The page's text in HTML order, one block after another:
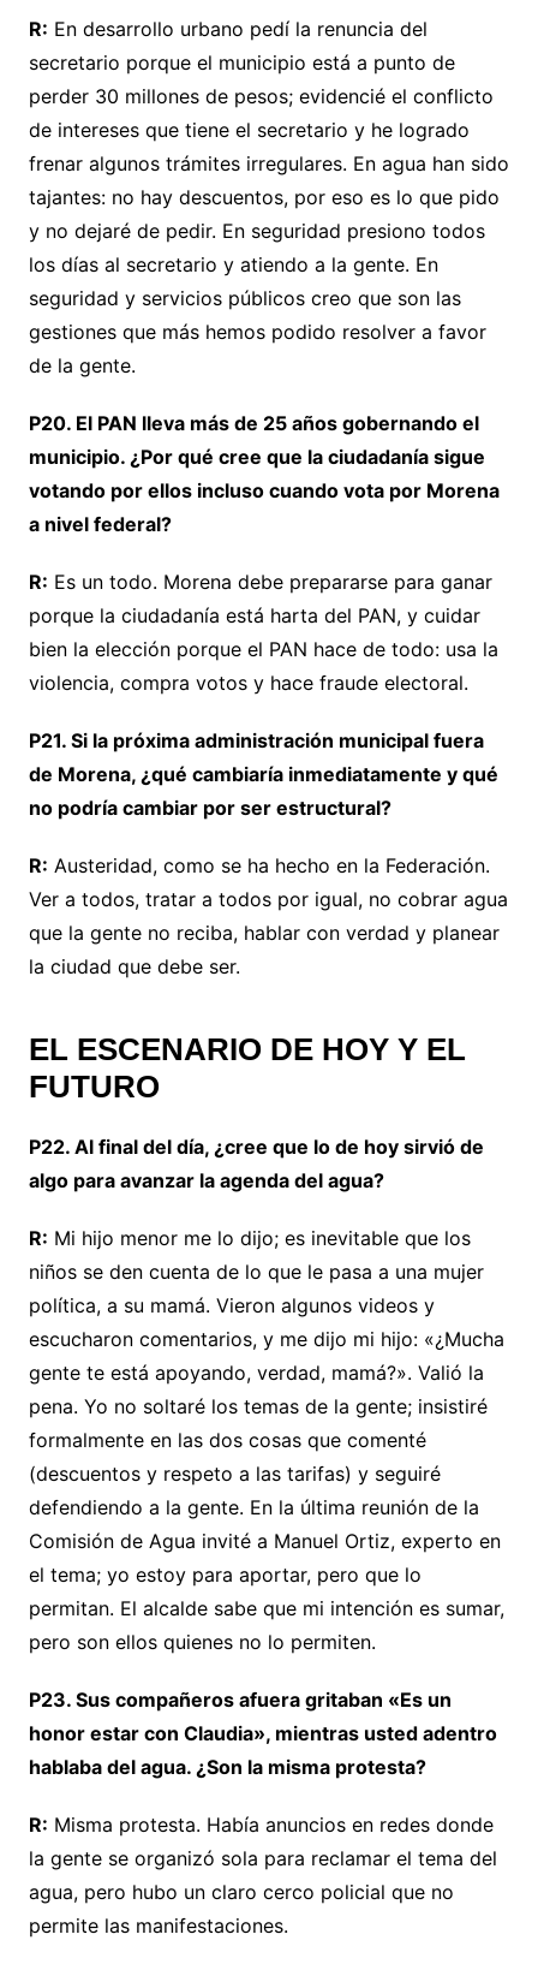
R: En desarrollo urbano pedí la renuncia del
secretario porque el municipio está a punto de
perder 30 millones de pesos; evidencié el conflicto
de intereses que tiene el secretario y he logrado
frenar algunos trámites irregulares. En agua han sido
tajantes: no hay descuentos, por eso es lo que pido
y no dejaré de pedir. En seguridad presiono todos
los días al secretario y atiendo a la gente. En
seguridad y servicios públicos creo que son las
gestiones que más hemos podido resolver a favor
de la gente.
P20. El PAN lleva más de 25 años gobernando el
municipio. ¿Por qué cree que la ciudadanía sigue
votando por ellos incluso cuando vota por Morena
a nivel federal?
R: Es un todo. Morena debe prepararse para ganar
porque la ciudadanía está harta del PAN, y cuidar
bien la elección porque el PAN hace de todo: usa la
violencia, compra votos y hace fraude electoral.
P21. Si la próxima administración municipal fuera
de Morena, ¿qué cambiaría inmediatamente y qué
no podría cambiar por ser estructural?
R: Austeridad, como se ha hecho en la Federación.
Ver a todos, tratar a todos por igual, no cobrar agua
que la gente no reciba, hablar con verdad y planear
la ciudad que debe ser.
EL ESCENARIO DE HOY Y EL
FUTURO
P22. Al final del día, ¿cree que lo de hoy sirvió de
algo para avanzar la agenda del agua?
R: Mi hijo menor me lo dijo; es inevitable que los
niños se den cuenta de lo que le pasa a una mujer
política, a su mamá. Vieron algunos videos y
escucharon comentarios, y me dijo mi hijo: «¿Mucha
gente te está apoyando, verdad, mamá?». Valió la
pena. Yo no soltaré los temas de la gente; insistiré
formalmente en las dos cosas que comenté
(descuentos y respeto a las tarifas) y seguiré
defendiendo a la gente. En la última reunión de la
Comisión de Agua invité a Manuel Ortiz, experto en
el tema; yo estoy para aportar, pero que lo
permitan. El alcalde sabe que mi intención es sumar,
pero son ellos quienes no lo permiten.
P23. Sus compañeros afuera gritaban «Es un
honor estar con Claudia», mientras usted adentro
hablaba del agua. ¿Son la misma protesta?
R: Misma protesta. Había anuncios en redes donde
la gente se organizó sola para reclamar el tema del
agua, pero hubo un claro cerco policial que no
permite las manifestaciones.